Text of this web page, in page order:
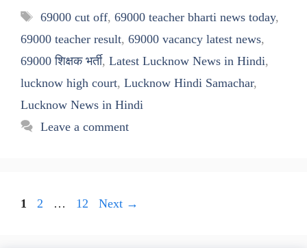
Tags
69000 cut off, 69000 teacher bharti news today,
69000 teacher result, 69000 vacancy latest news,
69000 शिक्षक भर्ती, Latest Lucknow News in Hindi,
lucknow high court, Lucknow Hindi Samachar,
Lucknow News in Hindi
Leave a comment
Page
1 Page
2 … Page
12 Next →